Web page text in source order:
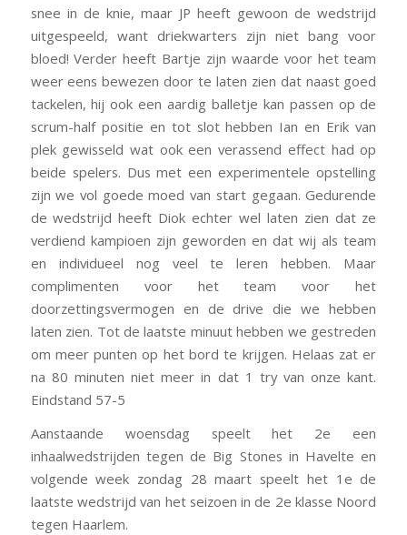
snee in de knie, maar JP heeft gewoon de wedstrijd
uitgespeeld, want driekwarters zijn niet bang voor
bloed! Verder heeft Bartje zijn waarde voor het team
weer eens bewezen door te laten zien dat naast goed
tackelen, hij ook een aardig balletje kan passen op de
scrum-half positie en tot slot hebben Ian en Erik van
plek gewisseld wat ook een verassend effect had op
beide spelers. Dus met een experimentele opstelling
zijn we vol goede moed van start gegaan. Gedurende
de wedstrijd heeft Diok echter wel laten zien dat ze
verdiend kampioen zijn geworden en dat wij als team
en individueel nog veel te leren hebben. Maar
complimenten voor het team voor het
doorzettingsvermogen en de drive die we hebben
laten zien. Tot de laatste minuut hebben we gestreden
om meer punten op het bord te krijgen. Helaas zat er
na 80 minuten niet meer in dat 1 try van onze kant.
Eindstand 57-5
Aanstaande woensdag speelt het 2e een
inhaalwedstrijden tegen de Big Stones in Havelte en
volgende week zondag 28 maart speelt het 1e de
laatste wedstrijd van het seizoen in de 2e klasse Noord
tegen Haarlem.